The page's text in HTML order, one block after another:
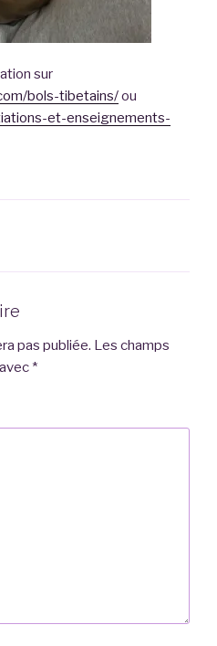
sur
bols-tibetains/ou
et-enseignements-
pas publiée. Les champs
*